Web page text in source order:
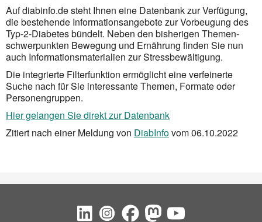
Auf diabinfo.de steht Ihnen eine Datenbank zur Verfügung,
die bestehende Informations­angebote zur Vorbeugung des
Typ-2-Diabetes bündelt. Neben den bisherigen Themen­
schwerpunkten Bewegung und Ernährung finden Sie nun
auch Informations­materialien zur Stress­bewältigung.
Die integrierte Filterfunktion ermöglicht eine verfeinerte
Suche nach für Sie interessante Themen, Formate oder
Personengruppen.
Hier gelangen Sie direkt zur Datenbank
Zitiert nach einer Meldung von DiabInfovom 06.10.2022
Social Bookmarks